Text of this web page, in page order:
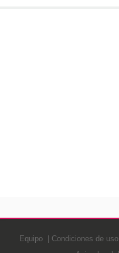
Equipo Condiciones de uso